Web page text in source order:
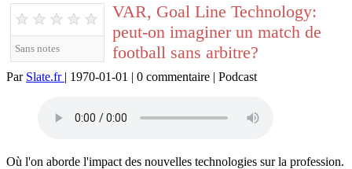
★ ★ ★ ★ ★
Sans notes
VAR, Goal Line Technology:
peut-on imaginer un match de
football sans arbitre?
Par Slate.fr | 1970-01-01 | 0 commentaire | Podcast
Où l'on aborde l'impact des nouvelles technologies sur la profession.